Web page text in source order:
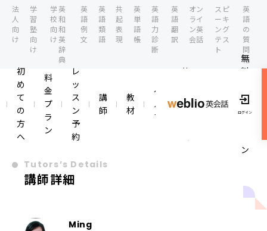
法
人
向
け
学
習
塾
向
け
学
校
向
け
英
和
和
英
辞
典
英
語
例
文
英
語
類
語
共
起
表
現
英
単
語
帳
英
語
力
診
断
英
語
翻
訳
オン
ライ
ン英
会話
スピ
ーキ
ング
テス
ト
英
語
の
質
問
箱
初
め
て
の
方
へ
料
金
プ
ラ
ン
レ
ッ
ス
ン
予
約
講
師
教
材
ヘ
ル
プ
英
話
コ
ム
グ
イ
無
料
験
レ
ン
ログイン
Tutors’s Details
講師詳細
Ming